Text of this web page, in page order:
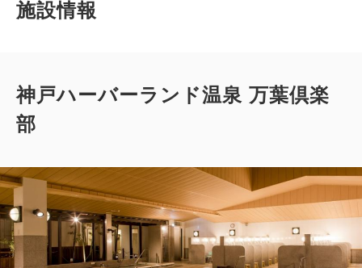
施設情報
神戸ハーバーランド温泉 万葉倶楽
部